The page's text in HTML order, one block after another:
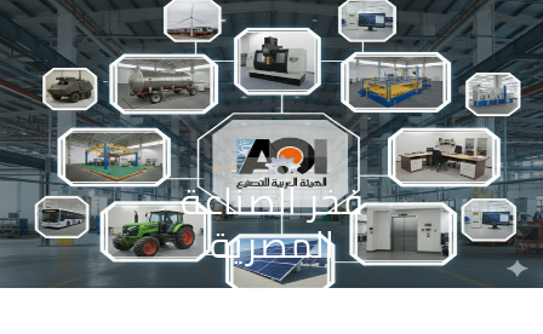
الهيئة العربية
للتصنيع
قاطرة الصناعة